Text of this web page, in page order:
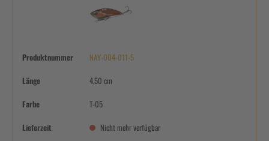
Produktnummer NAY-004-011-5
Länge 4,50 cm
Farbe T-05
Lieferzeit Nicht mehr verfügbar